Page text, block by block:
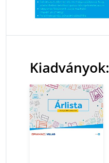
Kiadványok: